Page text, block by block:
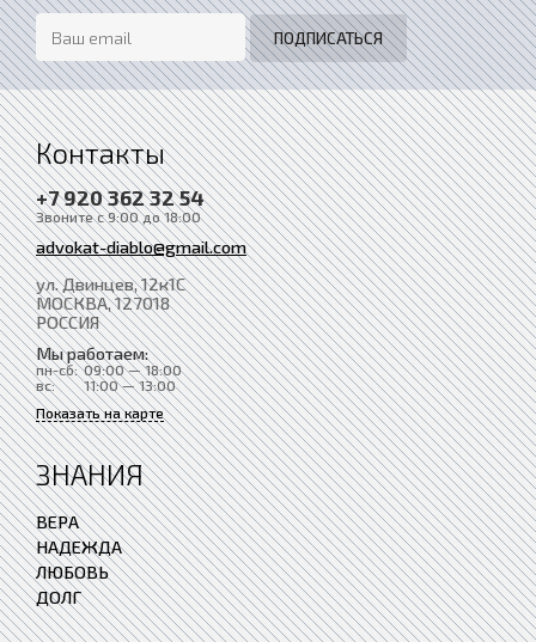
Контакты
+7 920 362 32 54
Звоните с 9:00 до 18:00
advokat-diablo@gmail.com
ул. Двинцев, 12к1С
МОСКВА, 127018
РОССИЯ
Мы работаем:
пн-сб: 09:00 — 18:00
вс:
11:00 — 13:00
Показать на карте
ЗНАНИЯ
ВЕРА
НАДЕЖДА
ЛЮБОВЬ
ДОЛГ